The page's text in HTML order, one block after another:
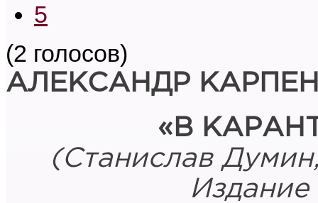
5
(2 голосов)
АЛЕКСАНДР
«В
(Станислав
Издание